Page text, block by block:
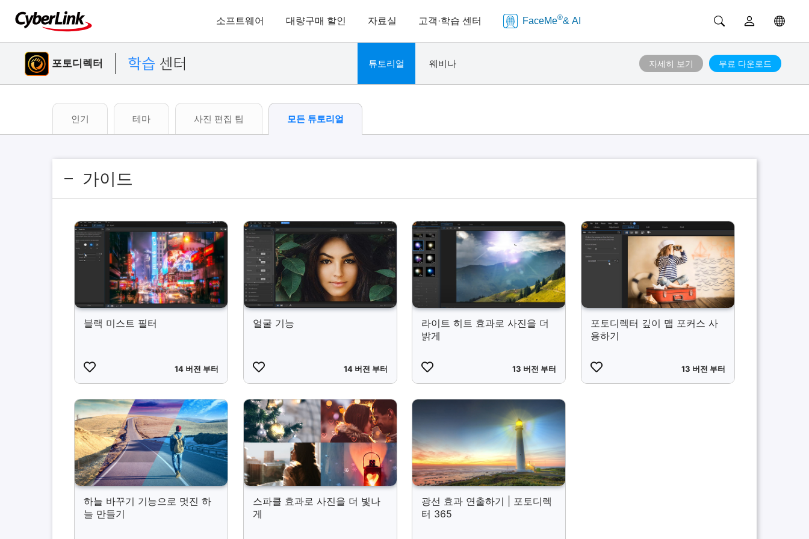
소프트웨어 대량구매 할인 자료실 고객·학습 센터 FaceMe®& AI
포토디렉터 튜토리얼 웨비나 자세히 보기 무료 다운로드
인기 테마 사진 편집 팁 모든 튜토리얼
가이드
블랙 미스트 필터
14 버전 부터
얼굴 기능
14 버전 부터
라이트 히트 효과로 사진을 더
밝게
13 버전 부터
포토디렉터 깊이 맵 포커스 사
용하기
13 버전 부터
하늘 바꾸기 기능으로 멋진 하
늘 만들기
스파클 효과로 사진을 더 빛나
게
광선 효과 연출하기 | 포토디렉
터 365